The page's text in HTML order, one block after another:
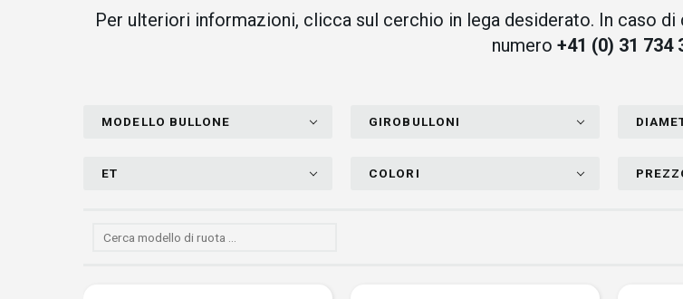
Per ulteriori informazioni, clicca sul cerchio in lega desiderato. In caso
numero +41 (0) 31 734
MODELLO BULLONE GIROBULLONI
ET COLORI